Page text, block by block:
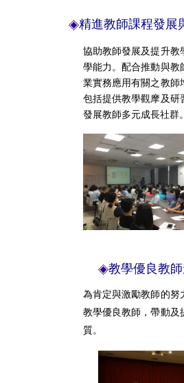
精進教師課程發展
協助教師發展及提升教
學能力。配合推動與教
業實務應用有關之教師
包括提供教學觀摩及研
發展教師多元成長社群。
教學優良教
為肯定與激勵教師的努
教學優良教師，帶動及
質。